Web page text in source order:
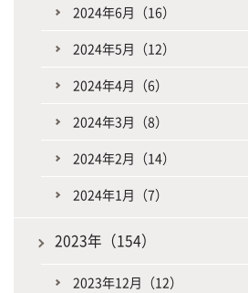
2024年6月（16）
2024年5月（12）
2024年4月（6）
2024年3月（8）
2024年2月（14）
2024年1月（7）
2023年（154）
2023年12月（12）